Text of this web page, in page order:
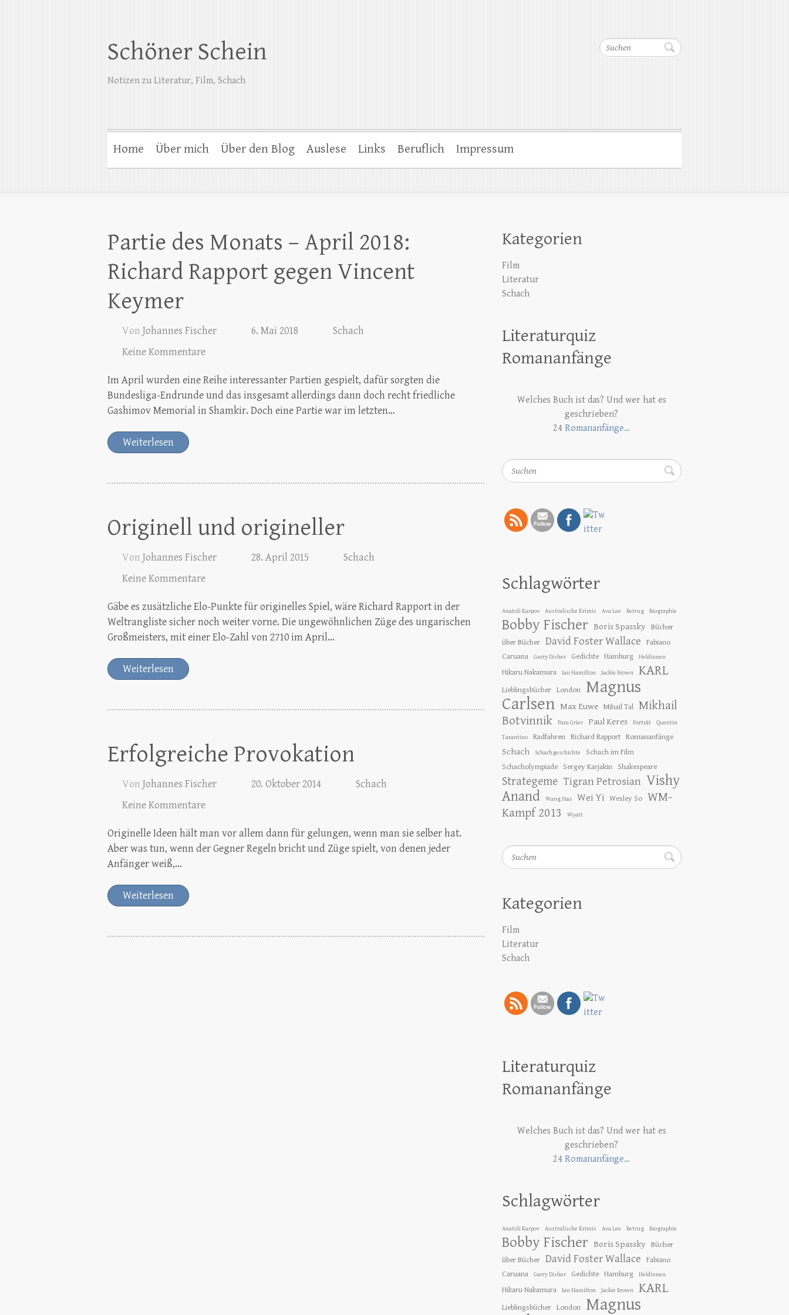
Suchen
Schöner Schein
Notizen zu Literatur, Film, Schach
Home Über mich Über den Blog Auslese Links Beruflich Impressum
Partie des Monats – April 2018:
Richard Rapport gegen Vincent
Keymer
Von Johannes Fischer 6. Mai 2018
Schach
Keine Kommentare
Im April wurden eine Reihe interessanter Partien gespielt, dafür sorgten die
Bundesliga-Endrunde und das insgesamt allerdings dann doch recht friedliche
Gashimov Memorial in Shamkir. Doch eine Partie war im letzten…
Weiterlesen
Originell und origineller
Von Johannes Fischer 28. April 2015
Schach
Keine Kommentare
Gäbe es zusätzliche Elo-Punkte für originelles Spiel, wäre Richard Rapport in der
Weltrangliste sicher noch weiter vorne. Die ungewöhnlichen Züge des ungarischen
Großmeisters, mit einer Elo-Zahl von 2710 im April…
Weiterlesen
Erfolgreiche Provokation
Von Johannes Fischer 20. Oktober 2014
Schach
Keine Kommentare
Originelle Ideen hält man vor allem dann für gelungen, wenn man sie selber hat.
Aber was tun, wenn der Gegner Regeln bricht und Züge spielt, von denen jeder
Anfänger weiß,…
Weiterlesen
Kategorien
Film
Literatur
Schach
Literaturquiz
Romananfänge
Welches Buch ist das? Und wer hat es
geschrieben?
24Romananfänge…
Suchen
Schlagwörter
Anatoli Karpov Australische Krimis Ava Lee Betrug Biographie
Bobby Fischer Boris Spassky Bücher
über Bücher David Foster Wallace
Fabiano
Caruana
Garry Disher Gedichte Hamburg Heldinnen
Hikaru Nakamura Ian Hamilton Jackie Brown KARL
Lieblingsbücher London
Magnus
Carlsen Max Euwe Mihail Tal Mikhail
Botvinnik
Pam Grier Paul Keres Porträt Quentin
Tarantino Radfahren Richard Rapport Romananfänge
Schach Schachgeschichte
Schach im Film
Schacholympiade
Sergey Karjakin Shakespeare
Strategeme Tigran Petrosian Vishy
Anand
Wang Hao Wei Yi Wesley So WM-
Kampf 2013
Wyatt
Suchen
Kategorien
Film
Literatur
Schach
Literaturquiz
Romananfänge
Welches Buch ist das? Und wer hat es
geschrieben?
24Romananfänge…
Schlagwörter
Anatoli Karpov Australische Krimis Ava Lee Betrug Biographie
Bobby Fischer Boris Spassky Bücher
über Bücher David Foster Wallace
Fabiano
Caruana
Garry Disher Gedichte Hamburg Heldinnen
Hikaru Nakamura Ian Hamilton Jackie Brown KARL
Lieblingsbücher London
Magnus